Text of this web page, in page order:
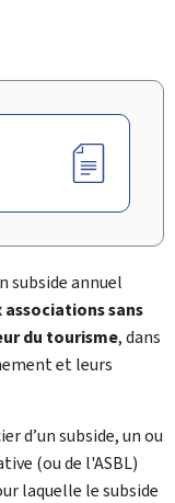
subside annuel
sans
du tourisme, dans
et leurs
d’un subside, un ou
(ou de l'ASBL)
laquelle le subside